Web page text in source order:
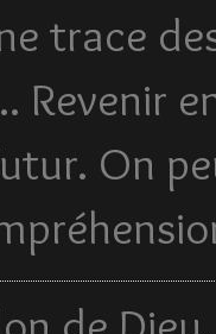
trace
Revenir
On